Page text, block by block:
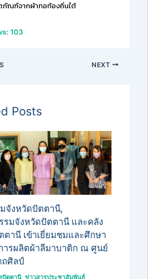
ภัณฑ์จากผ้าทอท้องถิ่นใต้
103
NEXT
Posts
จังหวัดปัตตานี,
รมจังหวัดปัตตานี และคลัง
ตานี เข้าเยี่ยมชมและศึกษา
ารผลิตผ้าลีมาบาติก ณ ศูนย์
ถศิลป์
ปัตตานี, ข่าวสารประชาสัมพันธ์